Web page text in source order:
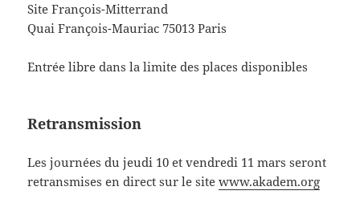
Site François-Mitterrand
Quai François-Mauriac 75013 Paris
Entrée libre dans la limite des places disponibles
Retransmission
Les journées du jeudi 10 et vendredi 11 mars seront
retransmises en direct sur le sitewww.akadem.org